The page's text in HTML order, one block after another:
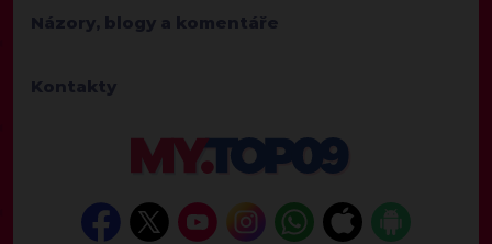
Názory, blogy a komentáře
Kontakty